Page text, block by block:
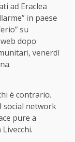
ad Eraclea
in paese
su
dopo
venerdì
è contrario.
social network
pure a